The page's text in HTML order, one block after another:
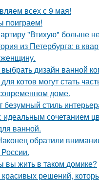
всех с 9 мая!
поиграем!
"Втихую" больше
из Петербурга: в
дизайн ванной
котов могут стать
доме.
безумный стиль
идеальным сочетанием
ванной.
обратили
вы жить в таком домике?
решений,